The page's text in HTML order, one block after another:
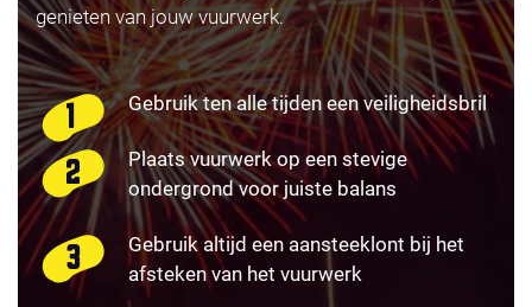
genieten van jouw vuurwerk.
Gebruik ten alle tijden een veiligheidsbril
Plaats vuurwerk op een stevige
ondergrond voor juiste balans
Gebruik altijd een aansteeklont bij het
afsteken van het vuurwerk